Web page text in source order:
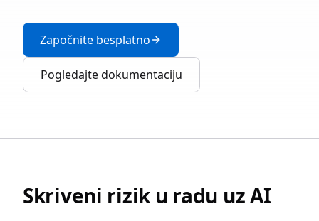
Započnite besplatno
Pogledajte dokumentaciju
Skriveni rizik u radu uz AI